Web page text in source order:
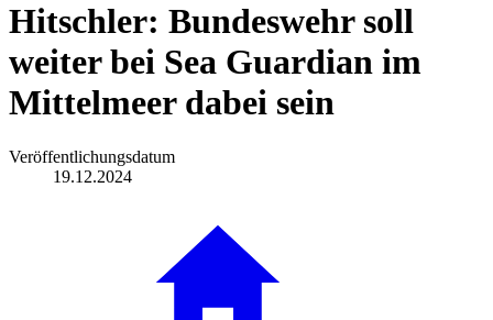
Hitschler: Bundeswehr soll
weiter bei Sea Guardian im
Mittelmeer dabei sein
Veröffentlichungsdatum
19.12.2024